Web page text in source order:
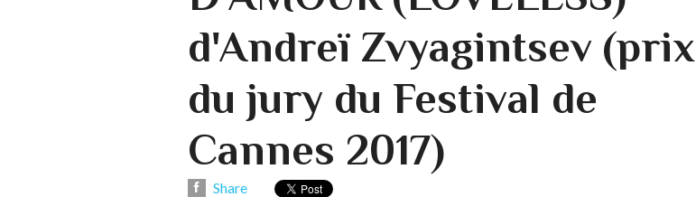
d'Andreï Zvyagintsev (prix
du jury du Festival de
Cannes 2017)
Share